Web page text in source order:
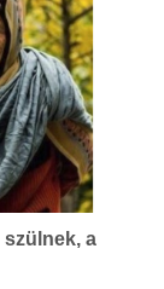
szülnek, a